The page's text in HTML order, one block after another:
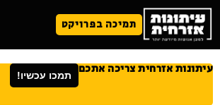
תמיכה בפרויקט
עיתונות אזרחית צריכה אתכם תמכו עכשיו!